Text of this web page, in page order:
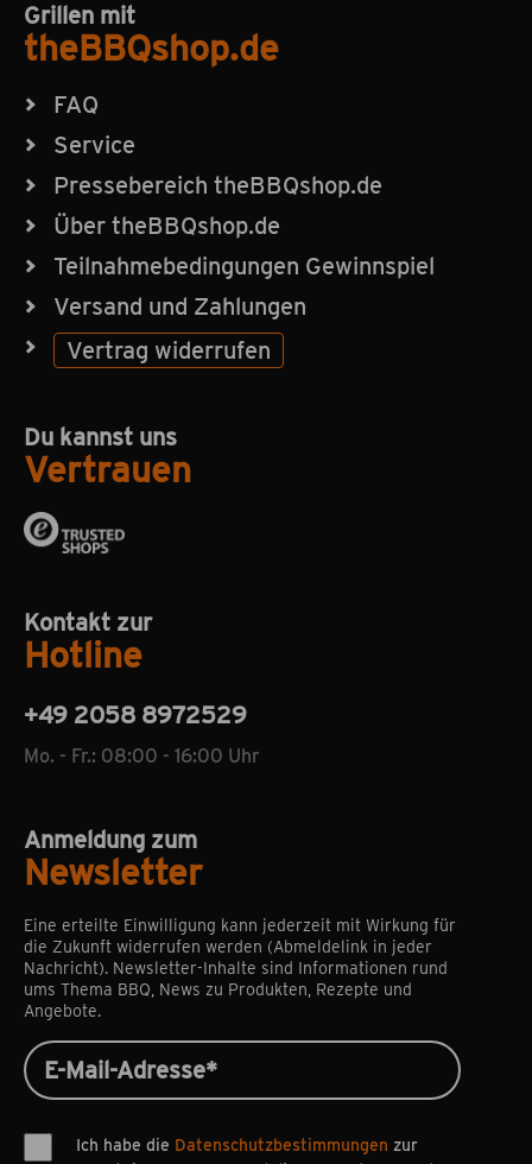
Grillen mit
theBBQshop.de
FAQ
Service
Pressebereich theBBQshop.de
Über theBBQshop.de
Teilnahmebedingungen Gewinnspiel
Versand und Zahlungen
Vertrag widerrufen
Du kannst uns
Vertrauen
Kontakt zur
Hotline
+49 2058 8972529
Mo. - Fr.: 08:00 - 16:00 Uhr
Anmeldung zum
Newsletter
Eine erteilte Einwilligung kann jederzeit mit Wirkung für
die Zukunft widerrufen werden (Abmeldelink in jeder
Nachricht). Newsletter-Inhalte sind Informationen rund
ums Thema BBQ, News zu Produkten, Rezepte und
Angebote.
Ich habe die Datenschutzbestimmungen zur